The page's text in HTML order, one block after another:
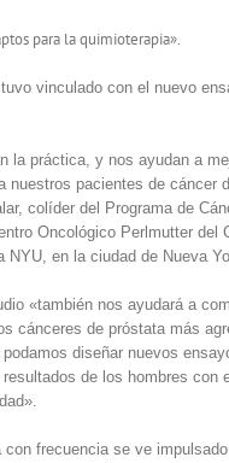
para la quimioterapia».
vinculado con el nuevo
la práctica, y nos ayudan a
nuestros pacientes de cáncer
colíder del Programa de
Oncológico Perlmutter del
NYU, en la ciudad de Nueva
«también nos ayudará a
cánceres de próstata más
podamos diseñar nuevos
de los hombres con
con frecuencia se ve